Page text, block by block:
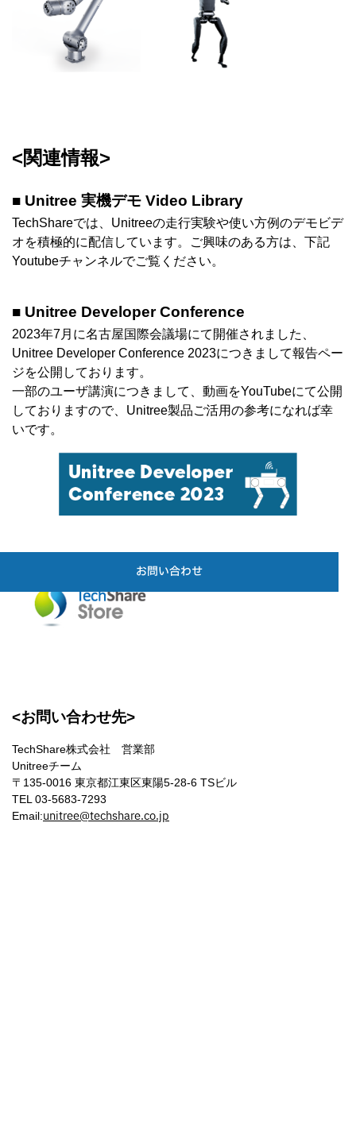
<関連情報>
■ Unitree 実機デモ Video Library
TechShareでは、Unitreeの走行実験や使い方例のデモビデ
オを積極的に配信しています。ご興味のある方は、下記
Youtubeチャンネルでご覧ください。
■ Unitree Developer Conference
2023年7月に名古屋国際会議場にて開催されました、
Unitree Developer Conference 2023につきまして報告ペー
ジを公開しております。
一部のユーザ講演につきまして、動画をYouTubeにて公開
しておりますので、Unitree製品ご活用の参考になれば幸
いです。
こちら
<お問い合わせ先>
TechShare株式会社 営業部
Unitreeチーム
〒135-0016 東京都江東区東陽5-28-6 TSビル
TEL 03-5683-7293
Email:unitree@techshare.co.jp
お問い合わせ